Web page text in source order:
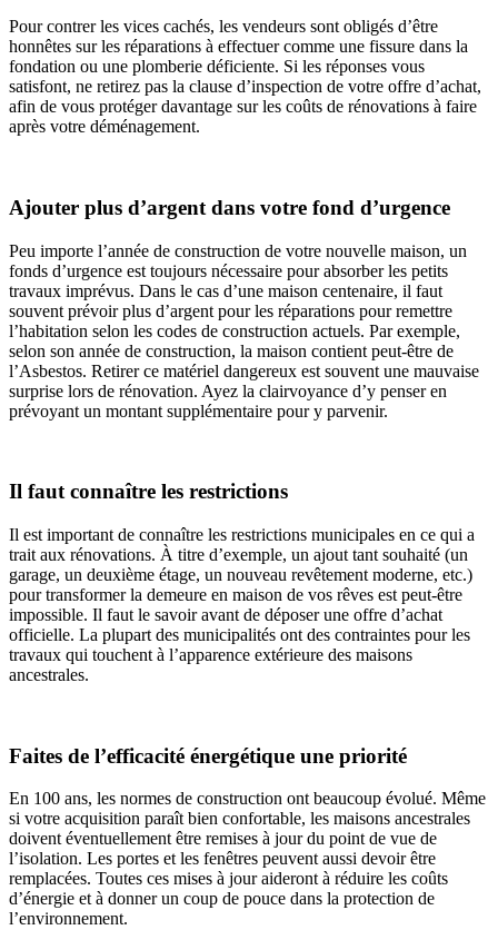
Pour contrer les vices cachés, les vendeurs sont obligés d’être
honnêtes sur les réparations à effectuer comme une fissure dans la
fondation ou une plomberie déficiente. Si les réponses vous
satisfont, ne retirez pas la clause d’inspection de votre offre d’achat,
afin de vous protéger davantage sur les coûts de rénovations à faire
après votre déménagement.
Ajouter plus d’argent dans votre fond d’urgence
Peu importe l’année de construction de votre nouvelle maison, un
fonds d’urgence est toujours nécessaire pour absorber les petits
travaux imprévus. Dans le cas d’une maison centenaire, il faut
souvent prévoir plus d’argent pour les réparations pour remettre
l’habitation selon les codes de construction actuels. Par exemple,
selon son année de construction, la maison contient peut-être de
l’Asbestos. Retirer ce matériel dangereux est souvent une mauvaise
surprise lors de rénovation. Ayez la clairvoyance d’y penser en
prévoyant un montant supplémentaire pour y parvenir.
Il faut connaître les restrictions
Il est important de connaître les restrictions municipales en ce qui a
trait aux rénovations. À titre d’exemple, un ajout tant souhaité (un
garage, un deuxième étage, un nouveau revêtement moderne, etc.)
pour transformer la demeure en maison de vos rêves est peut-être
impossible. Il faut le savoir avant de déposer une offre d’achat
officielle. La plupart des municipalités ont des contraintes pour les
travaux qui touchent à l’apparence extérieure des maisons
ancestrales.
Faites de l’efficacité énergétique une priorité
En 100 ans, les normes de construction ont beaucoup évolué. Même
si votre acquisition paraît bien confortable, les maisons ancestrales
doivent éventuellement être remises à jour du point de vue de
l’isolation. Les portes et les fenêtres peuvent aussi devoir être
remplacées. Toutes ces mises à jour aideront à réduire les coûts
d’énergie et à donner un coup de pouce dans la protection de
l’environnement.